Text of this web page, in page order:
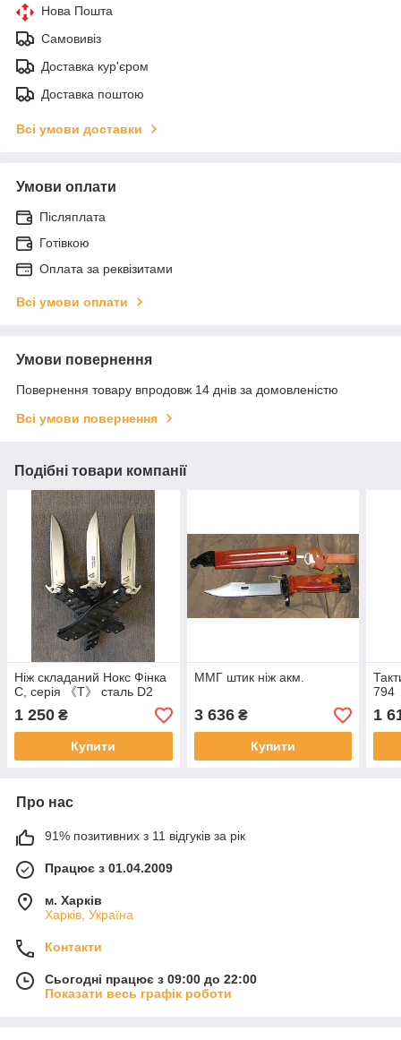
Нова Пошта
Самовивіз
Доставка кур'єром
Доставка поштою
Всі умови доставки
Умови оплати
Післяплата
Готівкою
Оплата за реквізитами
Всі умови оплати
Умови повернення
Повернення товару впродовж 14 днів за домовленістю
Всі умови повернення
Подібні товари компанії
Ніж складаний Нокс Фінка
С, серія 《Т》 сталь D2
1 250 ₴
Купити
ММГ штик ніж акм.
3 636₴
Купити
794
1
Про нас
91% позитивних з 11 відгуків за рік
Працює з 01.04.2009
м. Харків
Харків, Україна
Контакти
Сьогодні працює з 09:00 до 22:00
Показати весь графік роботи